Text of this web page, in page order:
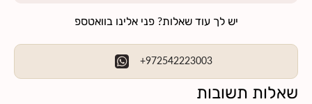
יש לך עוד שאלות? פני אלינו בוואטספ
+972542223003
שאלות תשובות